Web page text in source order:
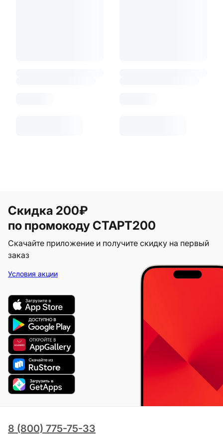
Скидка 200₽
по промокоду СТАРТ200
Скачайте приложение и получите скидку на первый
заказ
Условия акции
8 (800) 775-75-33